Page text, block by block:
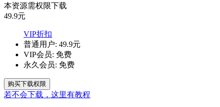
本资源需权限下载
49.9元
VIP折扣
普通用户: 49.9元
VIP会员: 免费
永久会员: 免费
购买下载权限
若不会下载，这里有教程